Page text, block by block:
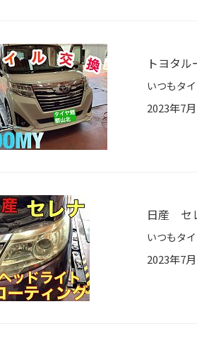
トヨタ
2023年7
日産 セ
2023年7